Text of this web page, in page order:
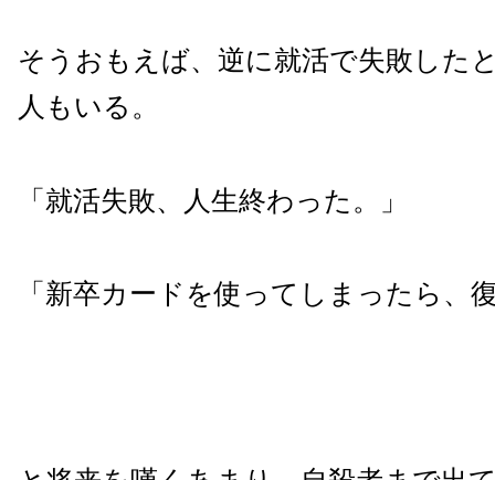
そうおもえば、逆に就活で失敗した
人もいる。
「就活失敗、人生終わった。」
「新卒カードを使ってしまったら、